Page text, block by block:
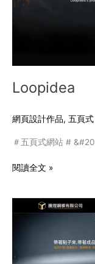
Loopidea
網頁設計作品, 五頁式
＃五頁式網站 # &#20
閱讀全文 »
有